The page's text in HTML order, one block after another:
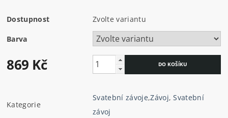
Dostupnost Zvolte variantu
Barva
869 Kč
Kategorie
Svatební závoje,Závoj,Svatební
závoj